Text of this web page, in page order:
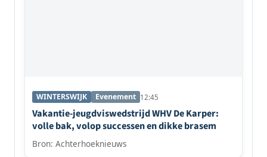
WINTERSWIJK Evenement 12:45
Vakantie-jeugdviswedstrijd WHV De Karper:
volle bak, volop successen en dikke brasem
Bron: Achterhoeknieuws